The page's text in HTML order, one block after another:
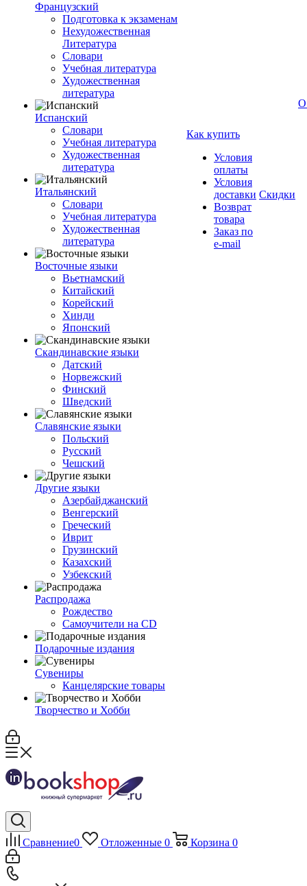
Французский
Подготовка к экзаменам
Нехудожественная
Литература
Словари
Учебная литература
Художественная
литература
Испанский
Словари
Учебная литература
Художественная
литература
Итальянский
Словари
Учебная литература
Художественная
литература
Восточные языки
Вьетнамский
Китайский
Корейский
Хинди
Японский
Скандинавские языки
Датский
Норвежский
Финский
Шведский
Славянские языки
Польский
Русский
Чешский
Другие языки
Азербайджанский
Венгерский
Греческий
Иврит
Грузинский
Казахский
Узбекский
Распродажа
Рождество
Самоучители на CD
Подарочные издания
Сувениры
Канцелярские товары
Творчество и Хобби
Как купить
Условия
оплаты
Условия
доставки
Возврат
товара
Заказ по
e-mail
Скидки
О
Сравнение0 Отложенные 0 Корзина 0